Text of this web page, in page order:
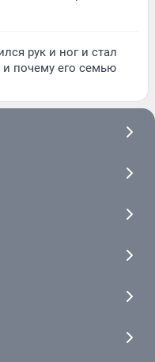
рук и ног и стал
и почему его семью